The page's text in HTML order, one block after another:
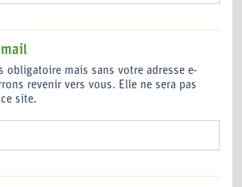
obligatoire mais sans votre adresse e-
revenir vers vous. Elle ne sera pas
site.